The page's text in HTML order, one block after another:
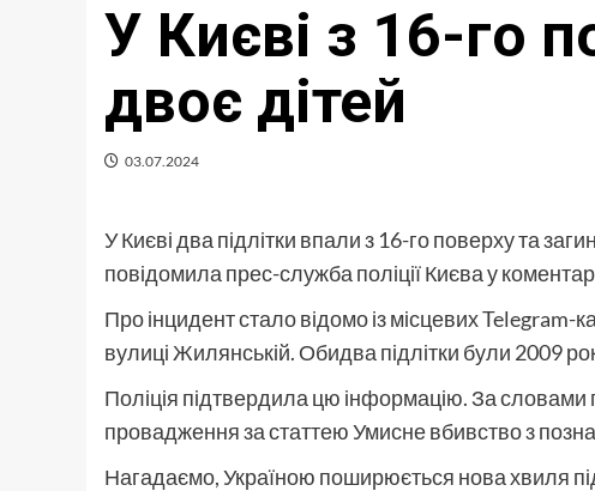
У Києві з 16-го
двоє дітей
03.07.2024
У Києві два підлітки впали з 16-го поверху та
повідомила прес-служба поліції Києва у
Про інцидент стало відомо із місцевих Telegram-
вулиці Жилянській. Обидва підлітки були 2009
Поліція підтвердила цю інформацію. За
провадження за статтею Умисне вбивство з
Нагадаємо, Україною поширюється нова хвиля